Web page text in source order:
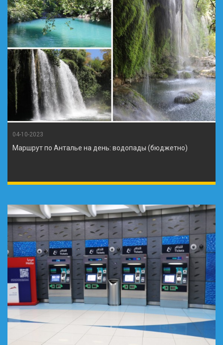
04-10-2023
Маршрут по Анталье на день: водопады (бюджетно)